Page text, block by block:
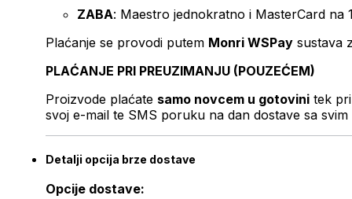
ZABA: Maestro jednokratno i MasterCard na
Plaćanje se provodi putem Monri WSPay sustava
PLAĆANJE PRI PREUZIMANJU (POUZEĆEM)
Proizvode plaćate samo novcem u gotovini tek
svoj e-mail te SMS poruku na dan dostave sa svim
Detalji opcija brze dostave
Opcije dostave: